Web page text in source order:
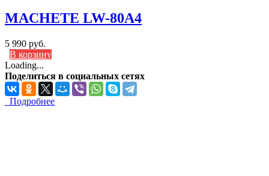
MACHETE LW-80A4
5 990 руб.
В корзину
Loading...
Поделиться в социальных сетях
Подробнее